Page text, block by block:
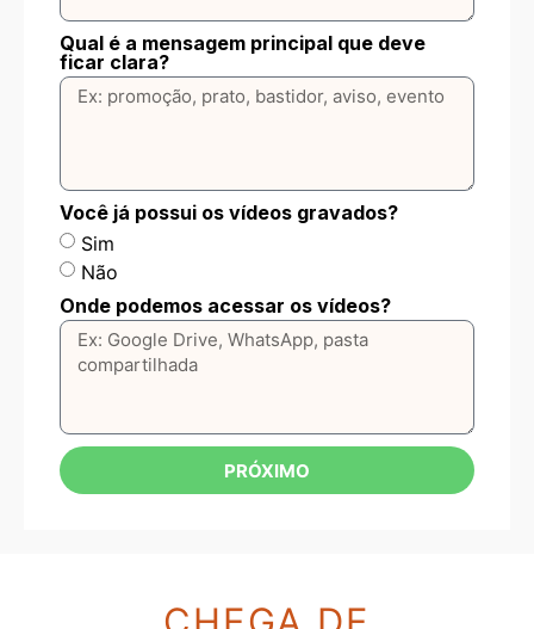
Qual é a mensagem principal que deve
ficar clara?
Você já possui os vídeos gravados?
Sim
Não
Onde podemos acessar os vídeos?
PRÓXIMO